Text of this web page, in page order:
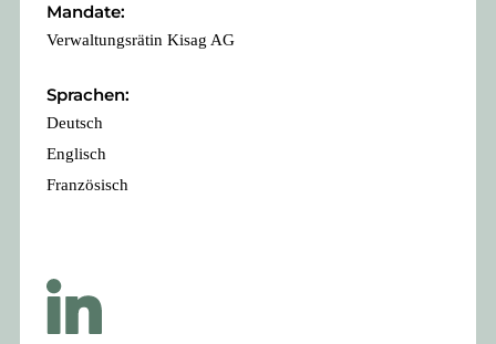
Mandate:
Verwaltungsrätin Kisag AG
Sprachen:
Deutsch
Englisch
Französisch